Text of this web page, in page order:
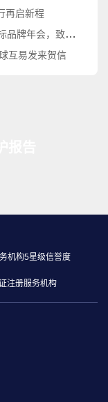
再启新程
致敬品牌守护之路
互易发来贺信
机构5星级信誉度
注册服务机构